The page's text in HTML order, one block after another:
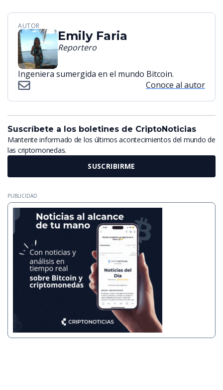
AUTOR
Emily Faria
Reportero
Ingeniera sumergida en el mundo Bitcoin.
Conoce al autor
Suscríbete a los boletines de CriptoNoticias
Mantente informado de los últimos acontecimientos del mundo de
las criptomonedas.
SUSCRIBIRME
PUBLICIDAD